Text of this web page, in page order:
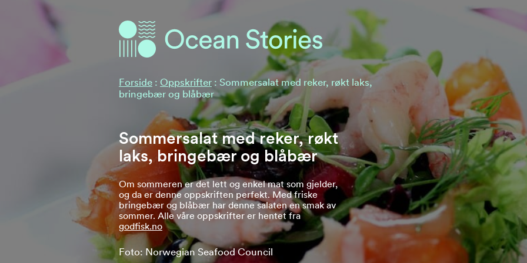
Ocean Stories
Forside : Oppskrifter : Sommersalat med reker, røkt laks,
bringebær og blåbær
Sommersalat med reker, røkt
laks, bringebær og blåbær
Om sommeren er det lett og enkel mat som gjelder,
og da er denne oppskriften perfekt. Med friske
bringebær og blåbær har denne salaten en smak av
sommer. Alle våre oppskrifter er hentet fra
godfisk.no
Foto: Norwegian Seafood Council